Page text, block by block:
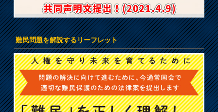
難民問題を解説するリーフレット